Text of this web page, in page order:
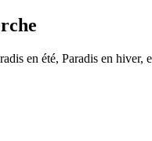
en été, Paradis en hiver,